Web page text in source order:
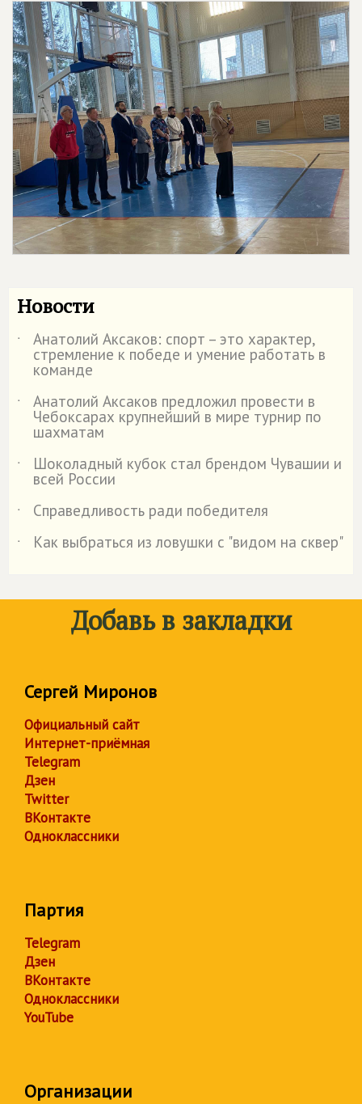
Новости
˙ Анатолий Аксаков: спорт – это характер,
стремление к победе и умение работать в
команде
˙
Анатолий Аксаков предложил провести в
Чебоксарах крупнейший в мире турнир по
шахматам
˙
Шоколадный кубок стал брендом Чувашии и
всей России
˙
Справедливость ради победителя
˙
Как выбраться из ловушки с "видом на сквер"
Добавь в закладки
Сергей Миронов
Официальный сайт
Интернет-приёмная
Telegram
Дзен
Twitter
ВКонтакте
Одноклассники
Партия
Telegram
Дзен
ВКонтакте
Одноклассники
YouTube
Организации